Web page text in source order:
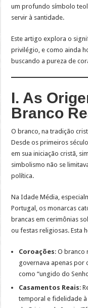
um profundo símbolo
servir à santidade.
Este artigo explora o
privilégio, e como ainda
buscando a pureza de
I. As
Branco
O branco, na tradição
Desde os primeiros
em sua iniciação cristã,
simbolismo não se
política.
Na Idade Média,
Portugal, os monarcas
brancas em cerimônias
ou festas religiosas. Esta
Coroações: O branco
governava apenas por
como “ungido do
Casamentos Reais:
temporal e fidelidade